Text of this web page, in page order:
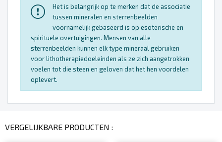
Het is belangrijk op te merken dat de associatie
tussen mineralen en sterrenbeelden
voornamelijk gebaseerd is op esoterische en
spirituele overtuigingen. Mensen van alle
sterrenbeelden kunnen elk type mineraal gebruiken
voor lithotherapiedoeleinden als ze zich aangetrokken
voelen tot die steen en geloven dat het hen voordelen
oplevert.
VERGELIJKBARE PRODUCTEN :